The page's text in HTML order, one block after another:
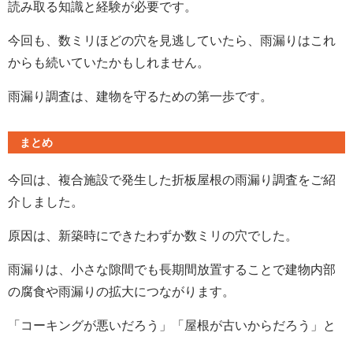
読み取る知識と経験が必要です。
今回も、数ミリほどの穴を見逃していたら、雨漏りはこれ
からも続いていたかもしれません。
雨漏り調査は、建物を守るための第一歩です。
まとめ
今回は、複合施設で発生した折板屋根の雨漏り調査をご紹
介しました。
原因は、新築時にできたわずか数ミリの穴でした。
雨漏りは、小さな隙間でも長期間放置することで建物内部
の腐食や雨漏りの拡大につながります。
「コーキングが悪いだろう」「屋根が古いからだろう」と